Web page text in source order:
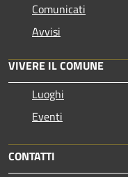
Comunicati
Avvisi
VIVERE IL COMUNE
Luoghi
Eventi
CONTATTI